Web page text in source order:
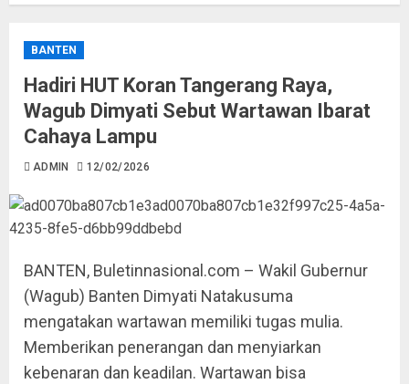
BANTEN
Hadiri HUT Koran Tangerang Raya,
Wagub Dimyati Sebut Wartawan Ibarat
Cahaya Lampu
ADMIN 12/02/2026
BANTEN, Buletinnasional.com – Wakil Gubernur
(Wagub) Banten Dimyati Natakusuma
mengatakan wartawan memiliki tugas mulia.
Memberikan penerangan dan menyiarkan
kebenaran dan keadilan. Wartawan bisa